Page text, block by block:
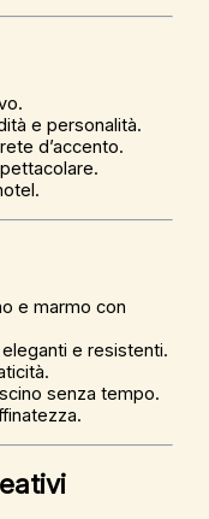
e personalità.
d’accento.
e marmo con
e resistenti.
senza tempo.